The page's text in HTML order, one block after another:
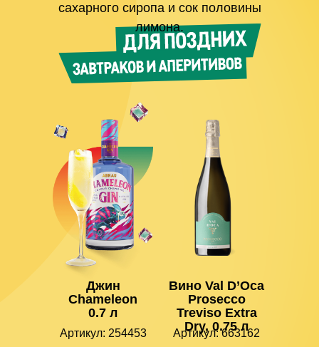
Вино Val D’Oca
Prosecco
Treviso Extra
Dry, 0.75 л
Артикул: 663162
Джин
Chameleon
0.7 л
Артикул: 254453
сахарного сиропа и сок половины
лимона.